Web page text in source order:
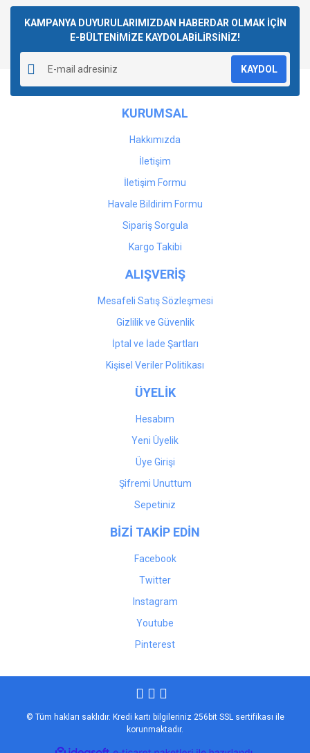
KAMPANYA DUYURULARIMIZDAN HABERDAR OLMAK İÇİN
E-BÜLTENİMİZE KAYDOLABİLİRSİNİZ!
KAYDOL
KURUMSAL
Hakkımızda
İletişim
İletişim Formu
Havale Bildirim Formu
Sipariş Sorgula
Kargo Takibi
ALIŞVERİŞ
Mesafeli Satış Sözleşmesi
Gizlilik ve Güvenlik
İptal ve İade Şartları
Kişisel Veriler Politikası
ÜYELİK
Hesabım
Yeni Üyelik
Üye Girişi
Şifremi Unuttum
Sepetiniz
BİZİ TAKİP EDİN
Facebook
Twitter
Instagram
Youtube
Pinterest
© Tüm hakları saklıdır. Kredi kartı bilgileriniz 256bit SSL sertifikası ile
korunmaktadır.